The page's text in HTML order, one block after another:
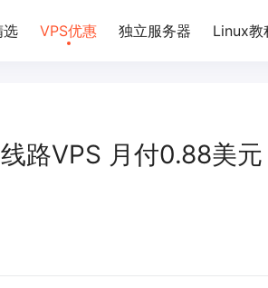
选 VPS优惠 独立服务器 Linux教
路VPS 月付0.88美元